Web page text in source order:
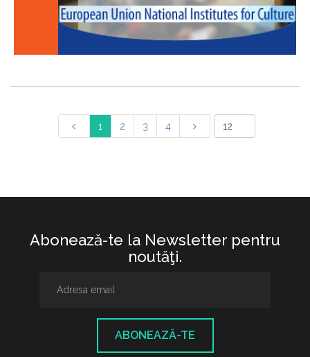
1 2 3 4
Abonează-te la Newsletter pentru
noutăţi.
ABONEAZĂ-TE